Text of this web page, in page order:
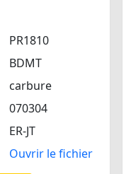
PR1810
BDMT
carbure
070304
ER-JT
Ouvrir le fichier